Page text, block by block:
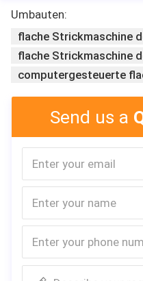
Umbauten:
flache Strickmaschine
flache Strickmaschine
computergesteuerte
Send us a